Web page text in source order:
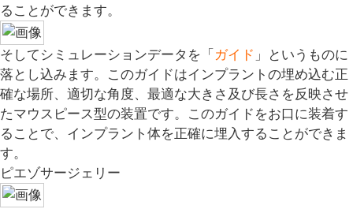
ることができます。
そしてシミュレーションデータを「 ガイド 」というものに
落とし込みます。このガイドはインプラントの埋め込む正
確な場所、適切な角度、最適な大きさ及び長さを反映させ
たマウスピース型の装置です。このガイドをお口に装着す
ることで、インプラント体を正確に埋入することができま
す。
ピエゾサージェリー